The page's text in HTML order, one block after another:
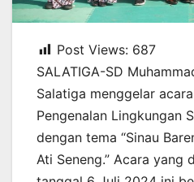
Post Views: 687
SALATIGA-SD
Salatiga menggelar
Pengenalan Lingkungan
dengan tema “Sinau
Ati Seneng.” Acara yang